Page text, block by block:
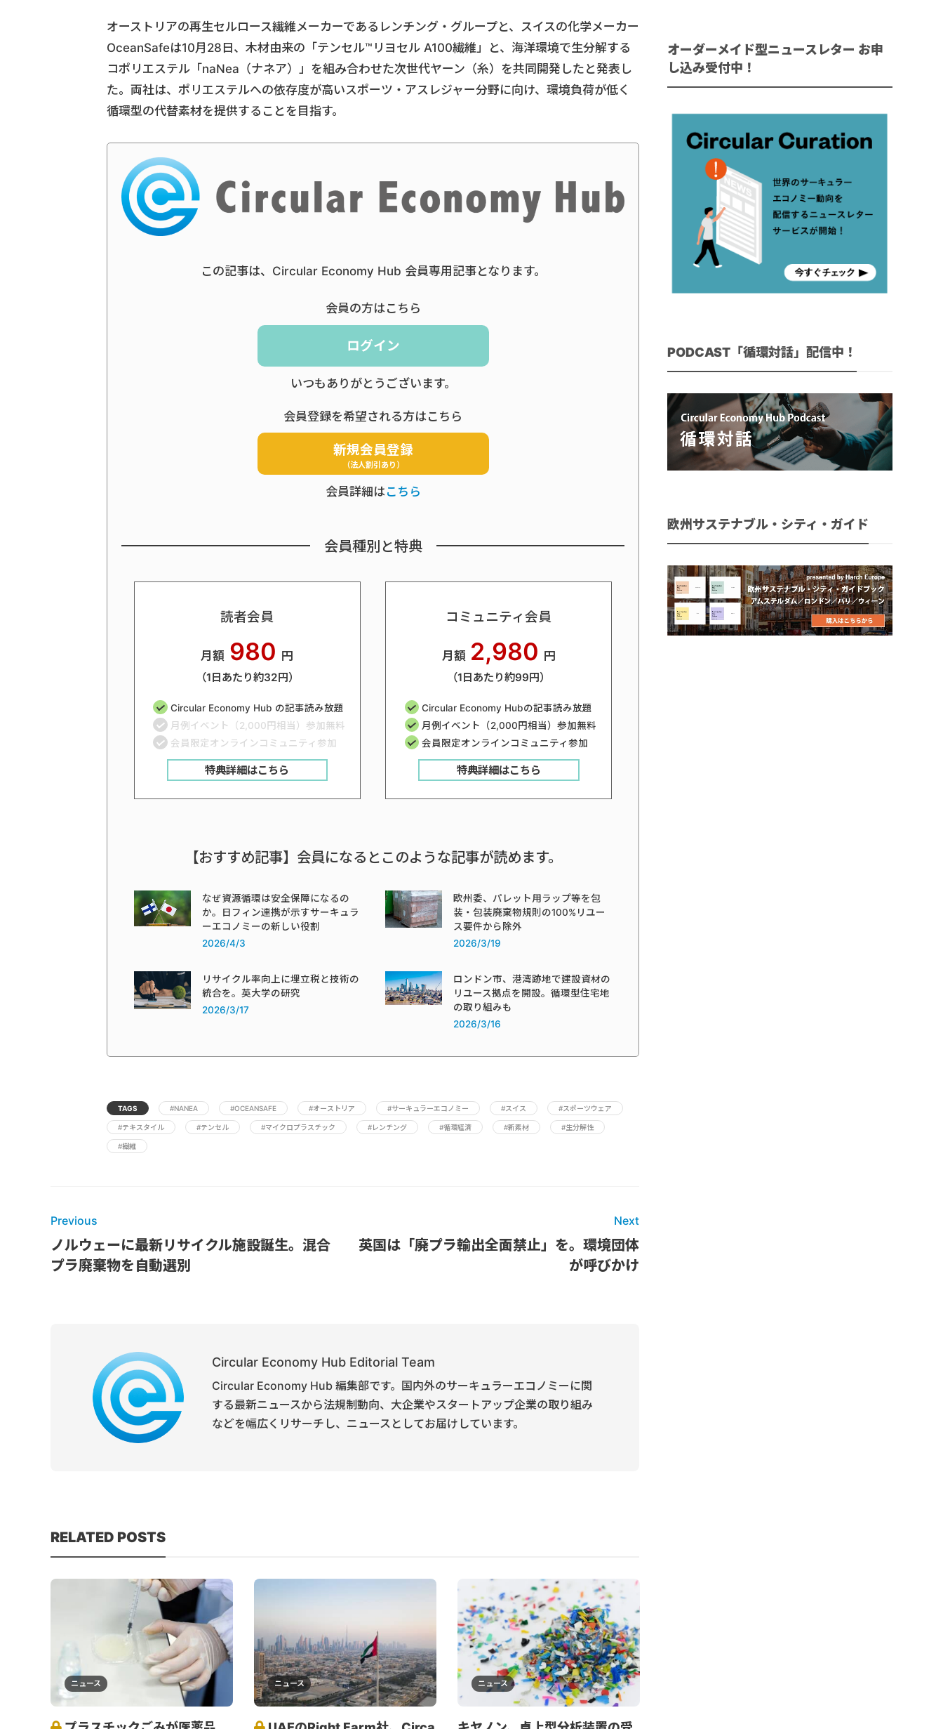
オーストリアの再生セルロース繊維メーカーであるレンチング・グループと、スイスの化学メーカー
OceanSafeは10月28日、木材由来の「テンセル™リヨセル A100繊維」と、海洋環境で生分解する
コポリエステル「naNea（ナネア）」を組み合わせた次世代ヤーン（糸）を共同開発したと発表し
た。両社は、ポリエステルへの依存度が高いスポーツ・アスレジャー分野に向け、環境負荷が低く
循環型の代替素材を提供することを目指す。
この記事は、Circular Economy Hub 会員専用記事となります。
会員の方はこちら
ログイン
いつもありがとうございます。
会員登録を希望される方はこちら
新規会員登録
（法人割引あり）
会員詳細はこちら
会員種別と特典
読者会員
月額 980 円
（1日あたり約32円）
Circular Economy Hub の記事読み放題
月例イベント（2,000円相当）参加無料
会員限定オンラインコミュニティ参加
特典詳細はこちら
コミュニティ会員
月額 2,980 円
（1日あたり約99円）
Circular Economy Hubの記事読み放題
月例イベント（2,000円相当）参加無料
会員限定オンラインコミュニティ参加
特典詳細はこちら
【おすすめ記事】会員になるとこのような記事が読めます。
なぜ資源循環は安全保障になるの
か。日フィン連携が示すサーキュラ
ーエコノミーの新しい役割
2026/4/3
欧州委、パレット用ラップ等を包
装・包装廃棄物規則の100%リユー
ス要件から除外
2026/3/19
リサイクル率向上に埋立税と技術の
統合を。英大学の研究
2026/3/17
ロンドン市、港湾跡地で建設資材の
リユース拠点を開設。循環型住宅地
の取り組みも
2026/3/16
TAGS #NANEA #OCEANSAFE #オーストリア #サーキュラーエコノミー #スイス #スポーツウェア
#テキスタイル #テンセル #マイクロプラスチック #レンチング #循環経済 #新素材 #生分解性
#繊維
Previous
ノルウェーに最新リサイクル施設誕生。混合
プラ廃棄物を自動選別
Next
英国は「廃プラ輸出全面禁止」を。環境団体
が呼びかけ
Circular Economy Hub Editorial Team
Circular Economy Hub 編集部です。国内外のサーキュラーエコノミーに関
する最新ニュースから法規制動向、大企業やスタートアップ企業の取り組み
などを幅広くリサーチし、ニュースとしてお届けしています。
RELATED POSTS
ニュース ニュース ニュース
オーダーメイド型ニュースレター お申
し込み受付中！
PODCAST「循環対話」配信中！
欧州サステナブル・シティ・ガイド